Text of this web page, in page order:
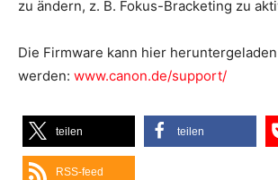
zu ändern, z. B. Fokus-Bracketing zu
Die Firmware kann hier heruntergeladen
werden: www.canon.de/support/
teilen teilen
RSS-feed